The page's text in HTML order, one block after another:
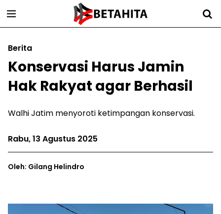
Berita
Konservasi Harus Jamin
Hak Rakyat agar Berhasil
Walhi Jatim menyoroti ketimpangan konservasi.
Rabu, 13 Agustus 2025
Oleh: Gilang Helindro